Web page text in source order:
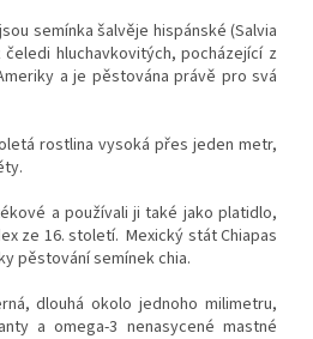
semínka šalvěje hispánské (Salvia
hluchavkovitých, pocházející z
a je pěstována právě pro svá
rostlina vysoká přes jeden metr,
a používali ji také jako platidlo,
ze 16. století. Mexický stát Chiapas
pěstování semínek chia.
dlouhá okolo jednoho milimetru,
a omega-3 nenasycené mastné